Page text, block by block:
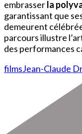
embrasserla
garantissant que
demeurent
parcours illustre
des performances
filmsJean-Claude